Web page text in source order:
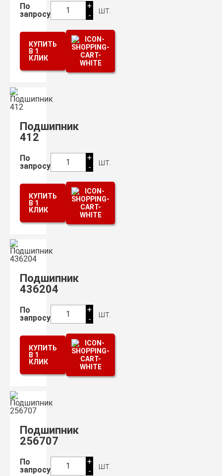
По
запросу
1
+
-
шт.
КУПИТЬ
В 1
КЛИК
Подшипник
412
По
запросу
1
+
-
шт.
КУПИТЬ
В 1
КЛИК
Подшипник
436204
По
запросу
1
+
-
шт.
КУПИТЬ
В 1
КЛИК
Подшипник
256707
По
запросу
1
+
-
шт.